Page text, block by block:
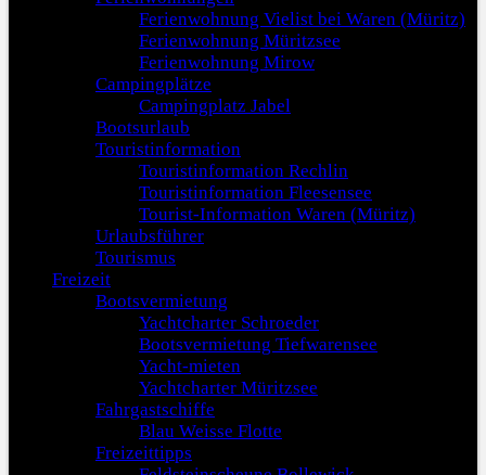
Ferienwohnung Vielist bei Waren (Müritz)
Ferienwohnung Müritzsee
Ferienwohnung Mirow
Campingplätze
Campingplatz Jabel
Bootsurlaub
Touristinformation
Touristinformation Rechlin
Touristinformation Fleesensee
Tourist-Information Waren (Müritz)
Urlaubsführer
Tourismus
Freizeit
Bootsvermietung
Yachtcharter Schroeder
Bootsvermietung Tiefwarensee
Yacht-mieten
Yachtcharter Müritzsee
Fahrgastschiffe
Blau Weisse Flotte
Freizeittipps